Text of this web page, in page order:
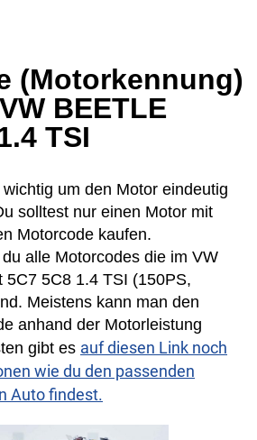
(Motorkennung)
BEETLE
TSI
um den Motor eindeutig
solltest nur einen Motor mit
Motorcode kaufen.
alle Motorcodes die im VW
5C7 5C8 1.4 TSI (150PS,
Meistens kann man den
anhand der Motorleistung
gibt es auf diesen Link noch
wie du den passenden
Auto findest.